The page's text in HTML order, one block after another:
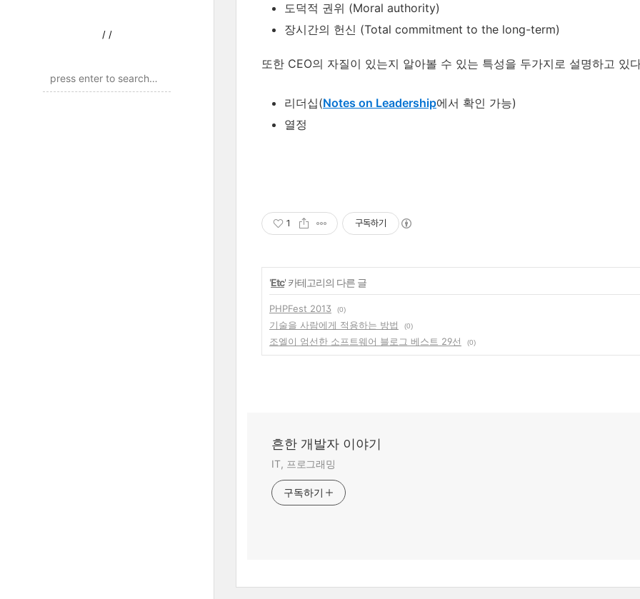
/ /
도덕적 권위 (Moral authority)
장시간의 헌신 (Total commitment to the long-term)
또한 CEO의 자질이 있는지 알아볼 수 있는 특성을 두가지로 설명하고 있
리더십(Notes on Leadership에서 확인 가능)
열정
1 구독하기
'Etc' 카테고리의 다른 글
PHPFest 2013 (0)
기술을 사람에게 적용하는 방법 (0)
조엘이 엄선한 소프트웨어 블로그 베스트 29선 (0)
흔한 개발자 이야기
IT, 프로그래밍
구독하기